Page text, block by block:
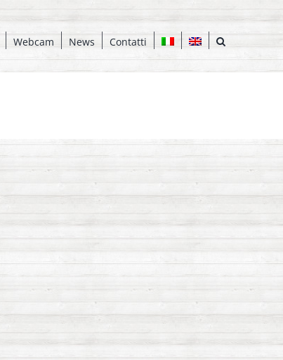
Webcam News Contatti